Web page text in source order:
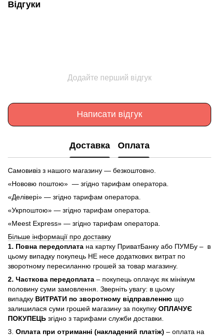
Відгуки
Додайте перший відгук
Написати відгук
Доставка Оплата
Самовивіз з нашого магазину — безкоштовно.
«Нововю поштою» — згідно тарифам оператора.
«Делівері» — згідно тарифам оператора.
«Укрпоштою» — згідно тарифам оператора.
«Meest Express» — згідно тарифам оператора.
Більше інформації про доставку
1. Повна передоплата на картку ПриватБанку або ПУМБу – в
цьому випадку покупець НЕ несе додаткових витрат по
зворотному пересиланню грошей за товар магазину.
2. Часткова передоплата – покупець оплачує як мінімум
половину суми замовлення. Зверніть увагу: в цьому
випадку ВИТРАТИ по зворотному відправленню що
залишилася суми грошей магазину за покупку ОПЛАЧУЄ
ПОКУПЕЦЬ згідно з тарифами служби доставки.
3. Оплата при отриманні (накладений платіж) – оплата на